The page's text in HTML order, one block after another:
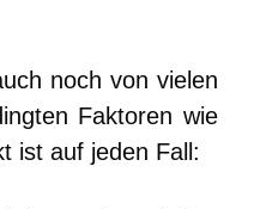
noch von vielen
Faktoren wie
ist auf jeden Fall: